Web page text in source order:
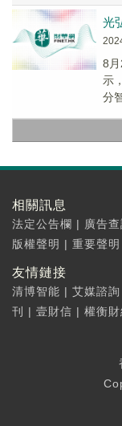
光
8
示
分
相關訊息
法定公告欄 | 廣告查
版權聲明 | 重要聲明
友情鏈接
清博智能 | 艾媒諮詢
刊
| 壹財信 | 權衡財